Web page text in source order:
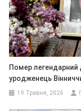
Помер легендарний
уродженець
19 Травня, 2026